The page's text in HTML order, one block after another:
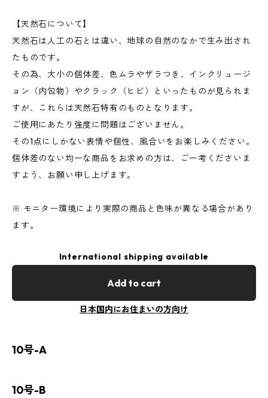
【天然石について】
天然石は人工の石とは違い、地球の自然のなかで生み出され
たものです。
その為、大小の個体差、色ムラやザラつき、インクリュージ
ョン（内包物）やクラック（ヒビ）といったものが見られま
すが、これらは天然石特有のものとなります。
ご使用にあたり強度に問題はございません。
その1点にしかない表情や個性、風合いをお楽しみください。
個体差のない均一な商品をお求めの方は、ご一考くださいま
すよう、お願い申し上げます。
※ モニター環境により実際の商品と色味が異なる場合があり
ます。
International shipping available
Add to cart
日本国内にお住まいの方向け
10号-A
10号-B